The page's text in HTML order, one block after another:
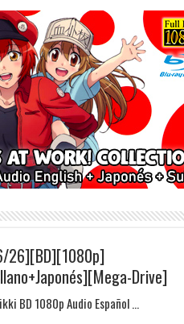
26][BD][1080p]
Drive]
BD 1080p Audio Español …